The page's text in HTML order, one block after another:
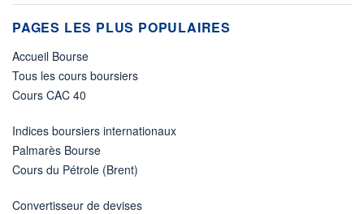
PAGES LES PLUS POPULAIRES
Accueil Bourse
Tous les cours boursiers
Cours CAC 40
Indices boursiers internationaux
Palmarès Bourse
Cours du Pétrole (Brent)
Convertisseur de devises